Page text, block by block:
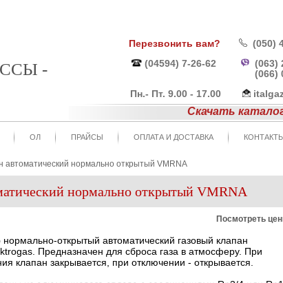
-
Перезвонить вам?
(050)
(04594) 7-26-62
(063)
(066)
Пн.- Пт. 9.00 - 17.00
Скачать
ОЛ ПРАЙСЫ ОПЛАТА И ДОСТАВКА
автоматический нормально открытый VMRNA
нормально открытый VMRNA
Посмотреть
нормально-открытый автоматический газовый клапан
Предназначен для сброса газа в атмосферу. При
клапан закрывается, при отключении - открывается.